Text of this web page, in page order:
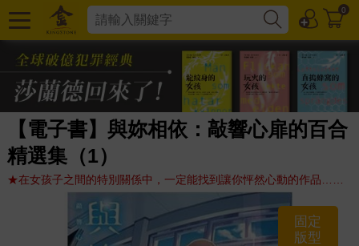
0
【電子書】與妳相依：敲響心扉的百合
精選集（1）
★在女孩子之間的特別關係中，一定能找到讓你怦然心動的作品……
固定
版型